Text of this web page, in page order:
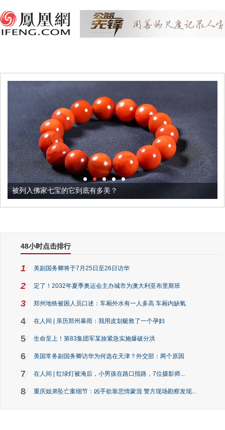
被列入佛家七宝的它到底有多美？
48小时点击排行
1 美副国务卿将于7月25日至26日访华
2 定了！2032年夏季奥运会主办城市为澳大利亚布里斯班
3 郑州地铁被困人员口述：车厢外水有一人多高 车厢内缺氧
4 在人间 | 亲历郑州暴雨：我用皮划艇救了一个孕妇
5 生命至上！第83集团军某旅紧急实施爆破分洪
6 美国常务副国务卿访华为何选在天津？外交部：两个原因
7 在人间 | 红绿灯被淹后，小男孩在路口指路，7位摄影师...
8 重庆姐弟坠亡案细节：凶手欲靠悲情蒙混 警方现场勘察发现...